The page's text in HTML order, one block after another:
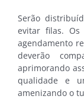
Serão
evitar filas. Os
agendamento
deverão
aprimorando
qualidade e
amenizando o